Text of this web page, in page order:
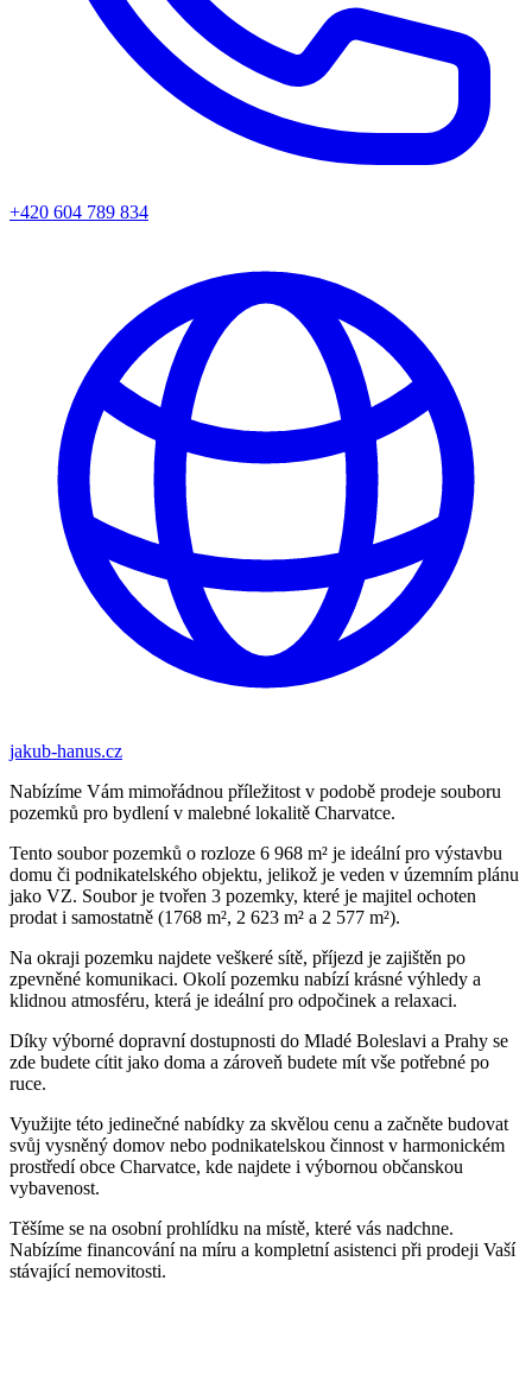
+420 604 789 834
jakub-hanus.cz
Nabízíme Vám mimořádnou příležitost v podobě prodeje souboru
pozemků pro bydlení v malebné lokalitě Charvatce.
Tento soubor pozemků o rozloze 6 968 m² je ideální pro výstavbu
domu či podnikatelského objektu, jelikož je veden v územním plánu
jako VZ. Soubor je tvořen 3 pozemky, které je majitel ochoten
prodat i samostatně (1768 m², 2 623 m² a 2 577 m²).
Na okraji pozemku najdete veškeré sítě, příjezd je zajištěn po
zpevněné komunikaci. Okolí pozemku nabízí krásné výhledy a
klidnou atmosféru, která je ideální pro odpočinek a relaxaci.
Díky výborné dopravní dostupnosti do Mladé Boleslavi a Prahy se
zde budete cítit jako doma a zároveň budete mít vše potřebné po
ruce.
Využijte této jedinečné nabídky za skvělou cenu a začněte budovat
svůj vysněný domov nebo podnikatelskou činnost v harmonickém
prostředí obce Charvatce, kde najdete i výbornou občanskou
vybavenost.
Těšíme se na osobní prohlídku na místě, které vás nadchne.
Nabízíme financování na míru a kompletní asistenci při prodeji Vaší
stávající nemovitosti.